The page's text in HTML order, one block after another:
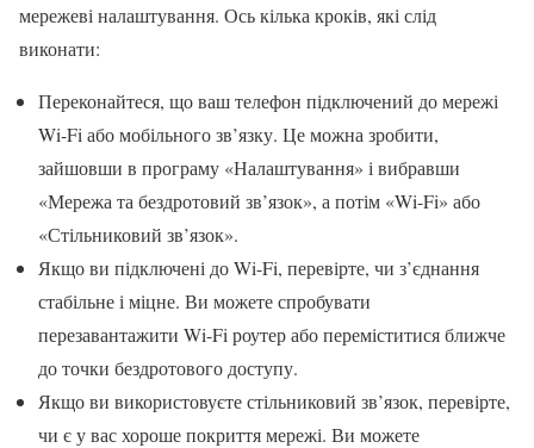
мережеві налаштування. Ось кілька кроків, які слід
виконати:
Переконайтеся, що ваш телефон підключений до мережі
Wi-Fi або мобільного зв’язку. Це можна зробити,
зайшовши в програму «Налаштування» і вибравши
«Мережа та бездротовий зв’язок», а потім «Wi-Fi» або
«Стільниковий зв’язок».
Якщо ви підключені до Wi-Fi, перевірте, чи з’єднання
стабільне і міцне. Ви можете спробувати
перезавантажити Wi-Fi роутер або переміститися ближче
до точки бездротового доступу.
Якщо ви використовуєте стільниковий зв’язок, перевірте,
чи є у вас хороше покриття мережі. Ви можете